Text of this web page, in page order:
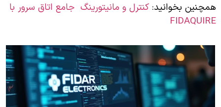
همچنین بخوانید: کنترل و مانیتورینگ جامع اتاق سرور با
FIDAQUIRE